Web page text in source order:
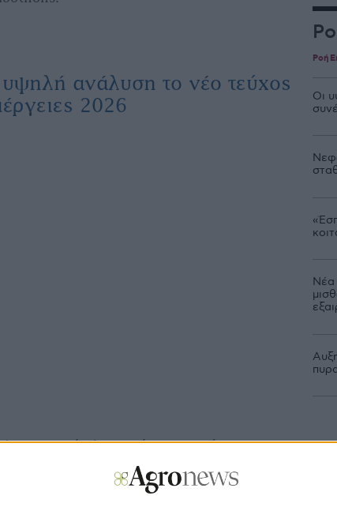
ανάλυση το νέο τεύχος
2026
εκατ. ευρώ είναι η μέγιστη αιτούμενη
το ποσό της πληρωμής που θα μπει στους
Δηλαδή, μπορεί να πιστωθούν
να δρομολογηθούν, μόλις καθοριστεί
εξαιρέθηκαν λόγω συνταγολογίου. Σε κάθε
Ροή
Οι
Νέα